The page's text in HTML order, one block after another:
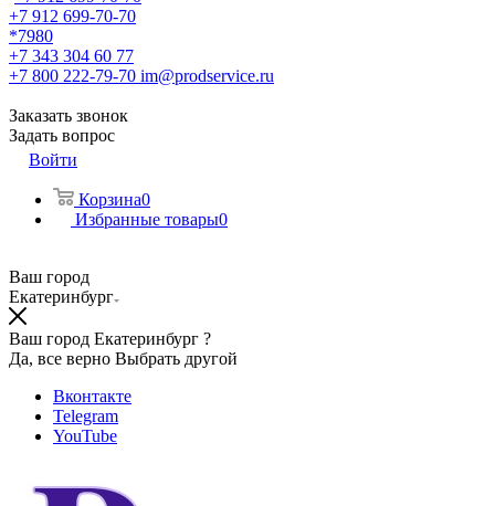
+7 912 699-70-70
*7980
+7 343 304 60 77
+7 800 222-79-70 im@prodservice.ru
Заказать звонок
Задать вопрос
Войти
Корзина0
Избранные товары0
Ваш город
Екатеринбург
Ваш город Екатеринбург ?
Да, все верно Выбрать другой
Вконтакте
Telegram
YouTube